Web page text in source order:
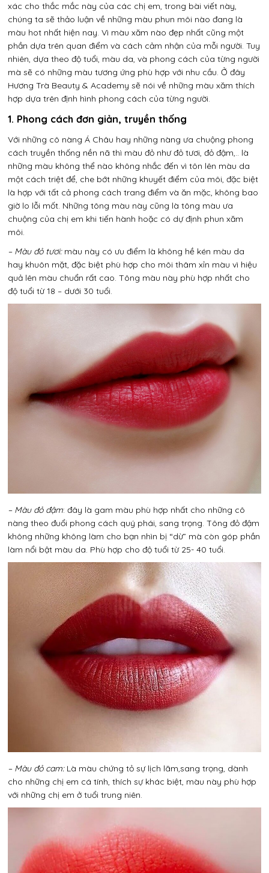
xác cho thắc mắc này của các chị em, trong bài viết này,
chúng ta sẽ thảo luận về những màu phun môi nào đang là
màu hot nhất hiện nay. Vì màu xăm nào đẹp nhất cũng một
phần dựa trên quan điểm và cách cảm nhận của mỗi người. Tuy
nhiên, dựa theo độ tuổi, màu da, và phong cách của từng người
mà sẽ có những màu tương ứng phù hợp với nhu cầu. Ở đây
Hương Trà Beauty & Academy sẽ nói về những màu xăm thích
hợp dựa trên định hình phong cách của từng người.
1. Phong cách đơn giản, truyền thống
Với những cô nàng Á Châu hay những nàng ưa chuộng phong
cách truyền thống nền nã thì màu đỏ như đỏ tươi, đỏ đậm,.. là
những màu không thể nào không nhắc đến vì tôn lên màu da
một cách triệt để, che bớt những khuyết điểm của môi, đặc biệt
là hợp với tất cả phong cách trang điểm và ăn mặc, không bao
giờ lo lỗi mốt. Những tông màu này cũng là tông màu ưa
chuộng của chị em khi tiến hành hoặc có dự định phun xăm
môi.
– Màu đỏ tươi:màu này có ưu điểm là không hề kén màu da
hay khuôn mặt, đặc biệt phù hợp cho môi thâm xỉn màu vì hiệu
quả lên màu chuẩn rất cao. Tông màu này phù hợp nhất cho
độ tuổi từ 18 – dưới 30 tuổi.
– Màu đỏ đậm: đây là gam màu phù hợp nhất cho những cô
nàng theo đuổi phong cách quý phái, sang trọng. Tông đỏ đậm
không những không làm cho bạn nhìn bị “dừ” mà còn góp phần
làm nổi bật màu da. Phù hợp cho độ tuổi từ 25- 40 tuổi.
– Màu đỏ cam:Là màu chứng tỏ sự lịch lãm,sang trọng, dành
cho những chị em cá tính, thích sự khác biệt, màu này phù hợp
với những chị em ở tuổi trung niên.